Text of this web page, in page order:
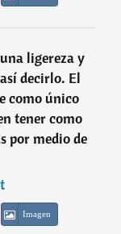
ligereza y
decirlo. El
como único
tener como
por medio de
Imagen